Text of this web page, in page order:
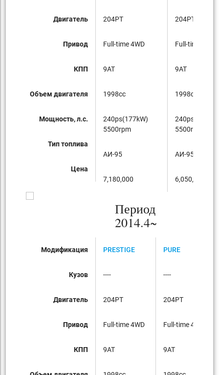
Двигатель
Привод
КПП
Объем двигателя
Мощность, л.с.
Тип топлива
Цена
204PT
Full-time 4WD
9AT
1998cc
240ps(177kW)
5500rpm
AИ-95
7,180,000
204PT
Full-time 4WD
9AT
1998cc
5500rpm
AИ-95
6,050,000
Период
2014.4~
Модификация
Кузов
Двигатель
Привод
КПП
PRESTIGE
----
204PT
Full-time 4WD
9AT
PURE
----
204PT
Full-time 4WD
9AT